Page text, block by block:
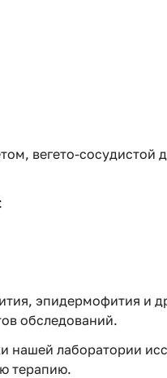
вегето-сосудистой
эпидермофития и
обследований.
нашей лаборатории
терапию.